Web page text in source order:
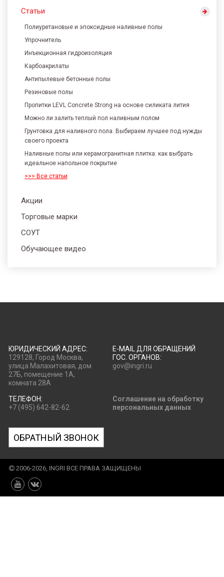
Статьи
Полиуретановые и эпоксидные наливные полы
Упрочнитель
Инъекционная гидроизоляция
Карбоакрилаты
Антипылевые бетонные полы
Резиновые полы
Пропитки LEVL Concrete Strong на основе силиката лития
Можно ли залить теплый пол наливным полом
Грунтовка для наливного пола. Выбираем лучшее под нужды
своего проекта
Наливные полы или керамогранитная плитка: как выбрать
идеальное напольное покрытие
>>> Все статьи
Акции
Торговые марки
СОУТ
Обучающее видео
ЮРИДИЧЕСКИЙ АДРЕС:
129128, Город Москва,
улица Малахитовая, дом
27Б, помещение 1А,
комната 28А
E-MAIL ДЛЯ ОБРАЩЕНИЙ
ГОС. ОРГАНОВ:
gov@ingri.ru
ТЕЛЕФОН:
+7 (495) 642-82-62
Соглашение на обработку
персональных данных
ОБРАТНЫЙ ЗВОНОК
2006-2026, INGRI ВСЕ ПРАВА ЗАЩИЩЕНЫ